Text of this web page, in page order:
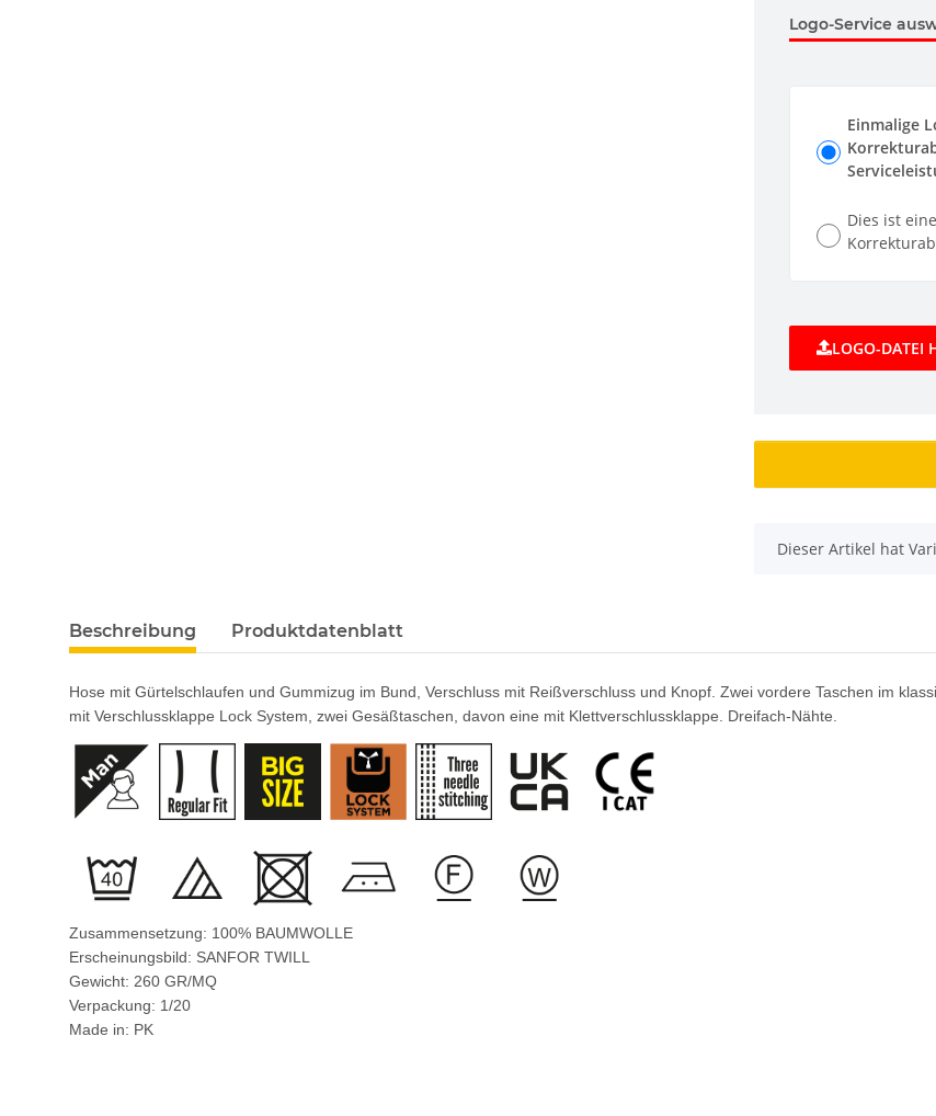
Logo-Service
Einmalige
Dies ist
LOGO-DATEI
x
Dieser Artikel hat
Beschreibung Produktdatenblatt
Hose mit Gürtelschlaufen und Gummizug im Bund, Verschluss mit Reißverschluss und Knopf. Zwei vordere Taschen im
mit Verschlussklappe Lock System, zwei Gesäßtaschen, davon eine mit Klettverschlussklappe. Dreifach-Nähte.
Zusammensetzung: 100% BAUMWOLLE
Erscheinungsbild: SANFOR TWILL
Gewicht: 260 GR/MQ
Verpackung: 1/20
Made in: PK